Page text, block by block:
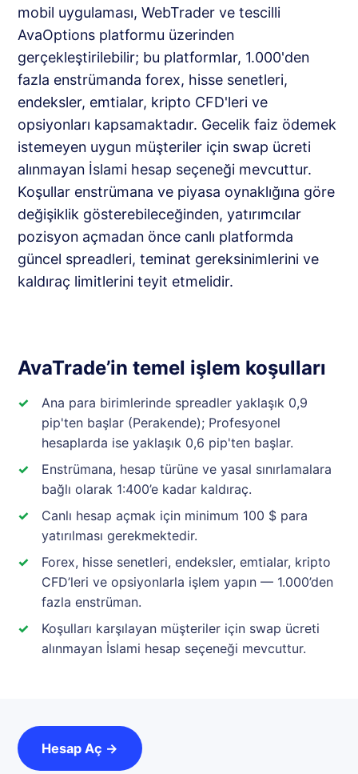
mobil uygulaması, WebTrader ve tescilli
AvaOptions platformu üzerinden
gerçekleştirilebilir; bu platformlar, 1.000'den
fazla enstrümanda forex, hisse senetleri,
endeksler, emtialar, kripto CFD'leri ve
opsiyonları kapsamaktadır. Gecelik faiz ödemek
istemeyen uygun müşteriler için swap ücreti
alınmayan İslami hesap seçeneği mevcuttur.
Koşullar enstrümana ve piyasa oynaklığına göre
değişiklik gösterebileceğinden, yatırımcılar
pozisyon açmadan önce canlı platformda
güncel spreadleri, teminat gereksinimlerini ve
kaldıraç limitlerini teyit etmelidir.
AvaTrade’in temel işlem koşulları
Ana para birimlerinde spreadler yaklaşık 0,9
pip'ten başlar (Perakende); Profesyonel
hesaplarda ise yaklaşık 0,6 pip'ten başlar.
Enstrümana, hesap türüne ve yasal sınırlamalara
bağlı olarak 1:400’e kadar kaldıraç.
Canlı hesap açmak için minimum 100 $ para
yatırılması gerekmektedir.
Forex, hisse senetleri, endeksler, emtialar, kripto
CFD’leri ve opsiyonlarla işlem yapın — 1.000’den
fazla enstrüman.
Koşulları karşılayan müşteriler için swap ücreti
alınmayan İslami hesap seçeneği mevcuttur.
Hesap Aç →